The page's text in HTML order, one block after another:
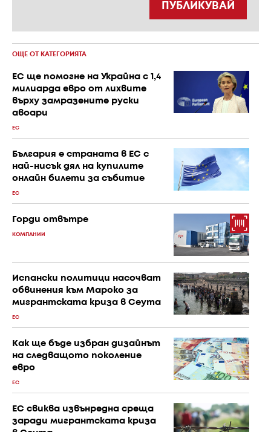
ПУБЛИКУВАЙ
ОЩЕ ОТ КАТЕГОРИЯТА
ЕС ще помогне на Украйна с 1,4
милиарда евро от лихвите
върху замразените руски
авоари
ЕС
България е страната в ЕС с
най-нисък дял на купилите
онлайн билети за събитие
ЕС
Горди отвътре
КОМПАНИИ
Испански политици насочват
обвинения към Мароко за
мигрантската криза в Сеута
ЕС
Как ще бъде избран дизайнът
на следващото поколение
евро
ЕС
ЕС свиква извънредна среща
заради мигрантската криза